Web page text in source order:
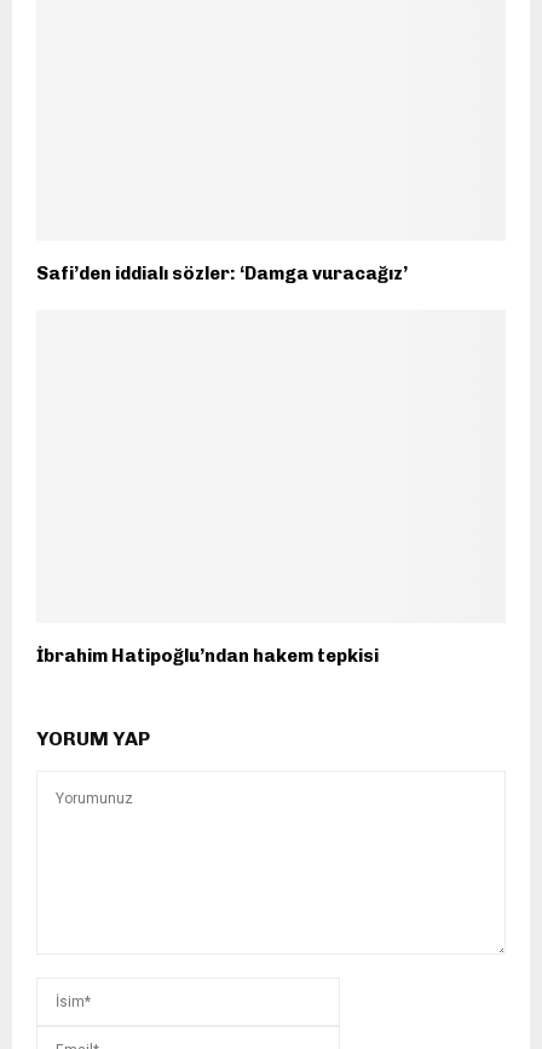
Safi’den iddialı sözler: ‘Damga vuracağız’
İbrahim Hatipoğlu’ndan hakem tepkisi
YORUM YAP